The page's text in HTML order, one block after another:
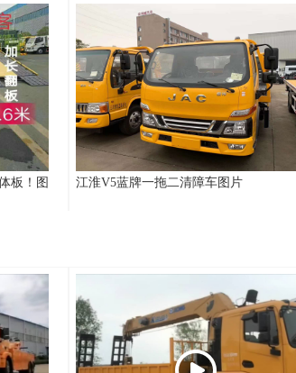
板！图
江淮V5蓝牌一拖二清障车图片